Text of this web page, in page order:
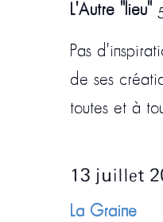
L'Autre "lieu"
Pas
de ses
toutes et à
13 juillet
La Graine